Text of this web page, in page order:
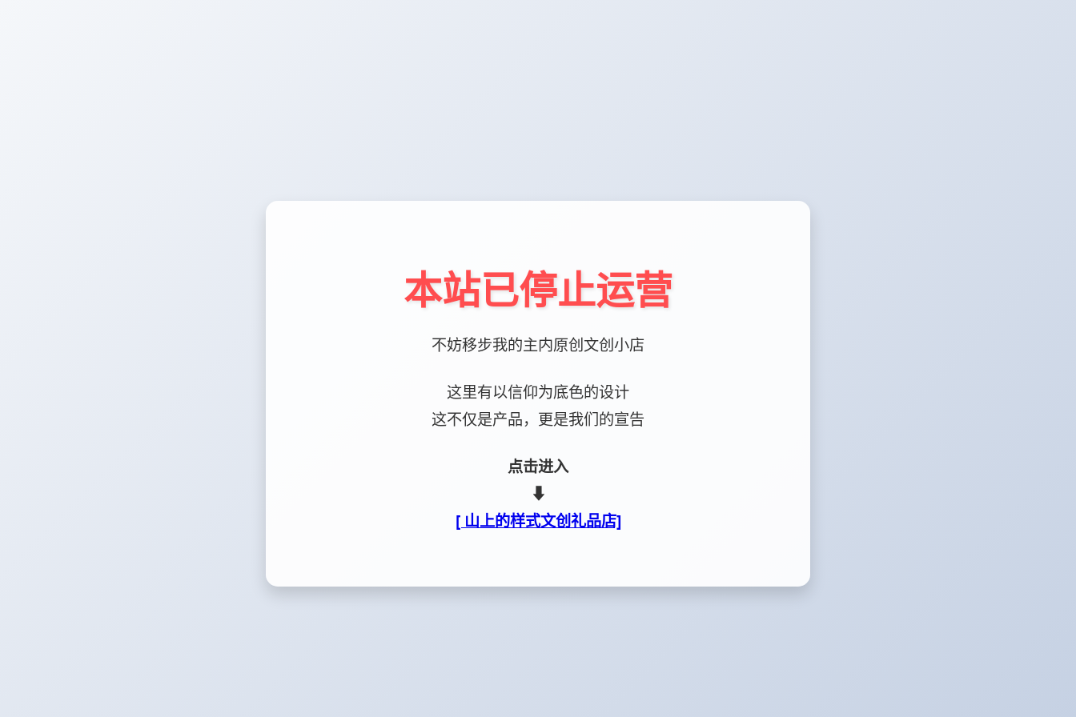
本站已停止运营
不妨移步我的主内原创文创小店
这里有以信仰为底色的设计
这不仅是产品，更是我们的宣告
点击进入
⬇
[ 山上的样式文创礼品店]